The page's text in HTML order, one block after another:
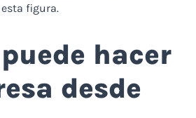
figura.
hacer
desde